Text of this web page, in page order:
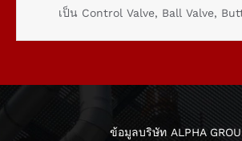
เป็น Control Valve, Ball Valve,
ข้อมูลบริษัท ALPHA